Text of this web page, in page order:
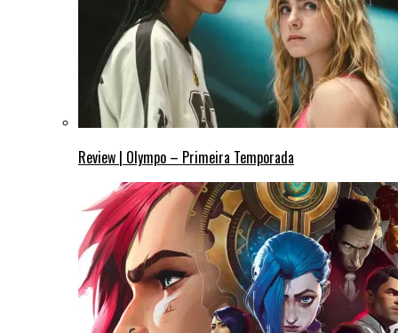
Review | Olympo – Primeira Temporada